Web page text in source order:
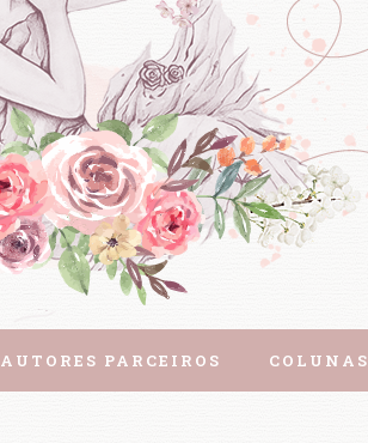
AUTORES PARCEIROS COLUNAS